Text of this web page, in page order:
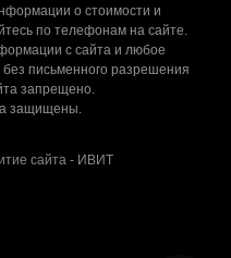
о стоимости и
по телефонам на сайте.
с сайта и любое
письменного разрешения
запрещено.
защищены.
сайта - ИВИТ